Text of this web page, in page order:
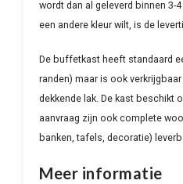
wordt dan al geleverd binnen 3-
een andere kleur wilt, is de
De buffetkast heeft standaard
randen) maar is ook
dekkende lak. De kast beschikt
aanvraag zijn ook complete
banken, tafels, decoratie)
Meer informatie